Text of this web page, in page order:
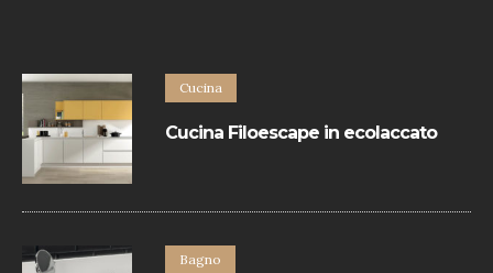
Cucina
Cucina Filoescape in ecolaccato
sono realizzate con materiali eccellenti.
Bagno